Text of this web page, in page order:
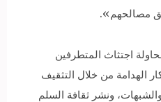
مصالحهم».
اجتثاث المتطرفين
الهدامة من خلال التثقيف
ونشر ثقافة السلم